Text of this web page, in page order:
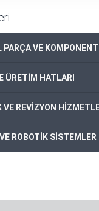
PARÇA VE
ÜRETİM HATLARI
VE REVİZYON
ROBOTİK SİSTEMLER